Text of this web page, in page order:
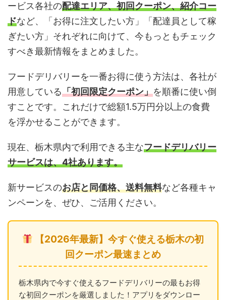
ービス各社の配達エリア、初回クーポン、紹介コー
ドなど、「お得に注文したい方」「配達員として稼
ぎたい方」それぞれに向けて、今もっともチェック
すべき最新情報をまとめました。
フードデリバリーを一番お得に使う方法は、各社が
用意している「初回限定クーポン」を順番に使い倒
すことです。これだけで総額1.5万円分以上の食費
を浮かせることができます。
現在、栃木県内で利用できる主なフードデリバリー
サービスは、4社あります。
新サービスのお店と同価格、送料無料など各種キャ
ンペーンを、ぜひ、ご活用ください。
【2026年最新】今すぐ使える栃木の初
回クーポン最速まとめ
栃木県内で今すぐ使えるフードデリバリーの最もお得
な初回クーポンを厳選しました！アプリをダウンロー